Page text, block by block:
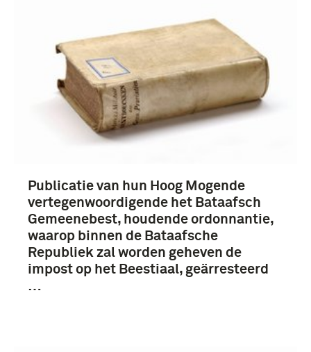
wet (55)
Bataafse Republiek (1795-1806) (55)
Publicatie van hun Hoog Mogende
vertegenwoordigende het Bataafsch
Gemeenebest, houdende ordonnantie,
waarop binnen de Bataafsche
Republiek zal worden geheven de
impost op het Beestiaal, geärresteerd
…